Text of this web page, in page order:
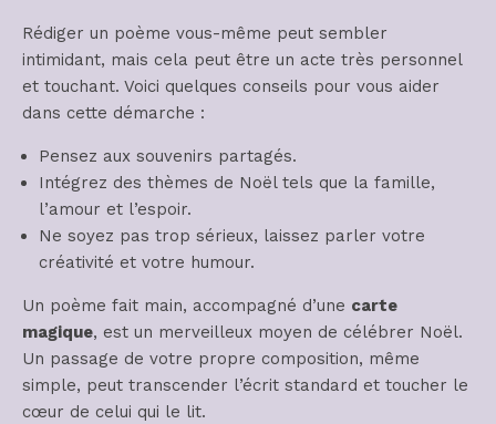
Rédiger un poème vous-même peut sembler
intimidant, mais cela peut être un acte très personnel
et touchant. Voici quelques conseils pour vous aider
dans cette démarche :
Pensez aux souvenirs partagés.
Intégrez des thèmes de Noël tels que la famille,
l’amour et l’espoir.
Ne soyez pas trop sérieux, laissez parler votre
créativité et votre humour.
Un poème fait main, accompagné d’une carte
magique, est un merveilleux moyen de célébrer Noël.
Un passage de votre propre composition, même
simple, peut transcender l’écrit standard et toucher le
cœur de celui qui le lit.